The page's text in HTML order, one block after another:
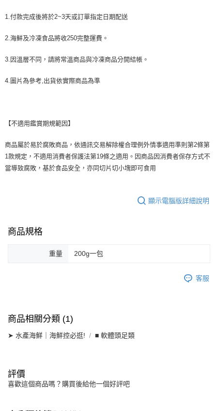
1.付款完成後將於2~3天或訂單指定日期配送
2.海鮮及冷凍食品將收250完整運費。
3.因溫層不同，請將常溫商品與冷凍商品分開結帳。
4.圖片為參考,出貨依實際商品為準
【不適用鑑賞期規範因】
商品屬於易於腐敗商品，依通訊交易解除權合理例外情事適用準則第2條第
1款規定，不適用消費者保護法第19條之適用。因商品因消費者保存方式不
當導致腐敗，基於食品安全，亦同切片切小塊即可食用
顯示電腦版詳細說明
商品規格
重量 200g一包
客服
商品相關分類 (1)
➤ 水產海鮮｜海鮮控必逛! ■ 軟體頭足類
評價
喜歡這個商品嗎？購買後給他一個好評吧